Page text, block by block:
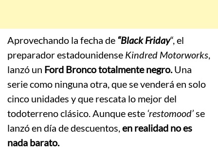
Aprovechando la fecha de “Black Friday“, el
preparador estadounidense Kindred Motorworks,
lanzó un Ford Bronco totalmente negro.Una
serie como ninguna otra, que se venderá en solo
cinco unidades y que rescata lo mejor del
todoterreno clásico. Aunque este ‘restomood’se
lanzó en día de descuentos,en realidad no es
nada barato.